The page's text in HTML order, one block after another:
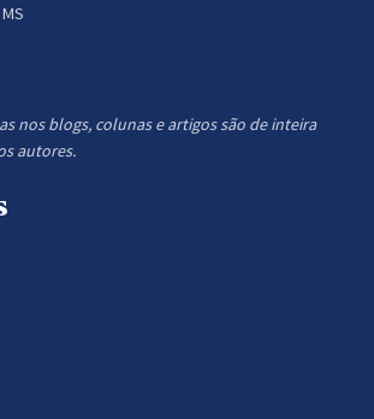
nos blogs, colunas e artigos são de inteira
autores.